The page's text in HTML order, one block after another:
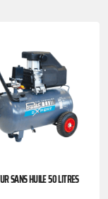
SANS HUILE 50 LITRES